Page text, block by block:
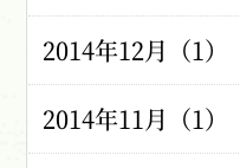
2014年12月（1）
2014年11月（1）